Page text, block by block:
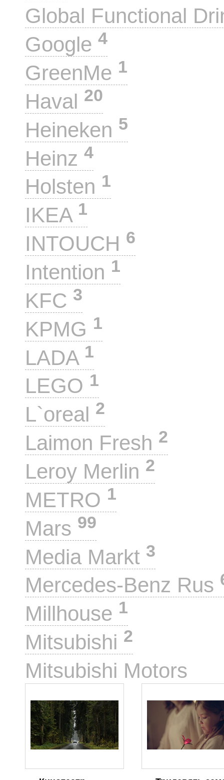
Global Functional
Google 4
GreenMe 1
Haval 20
Heineken 5
Heinz 4
Holsten 1
IKEA 1
INTOUCH 6
Intention 1
KFC 3
KPMG 1
LADA 1
LEGO 1
L`oreal 2
Laimon Fresh 2
Leroy Merlin 2
METRO 1
Mars 99
Media Markt 3
Mercedes-Benz Rus
Millhouse 1
Mitsubishi 2
Mitsubishi Motors